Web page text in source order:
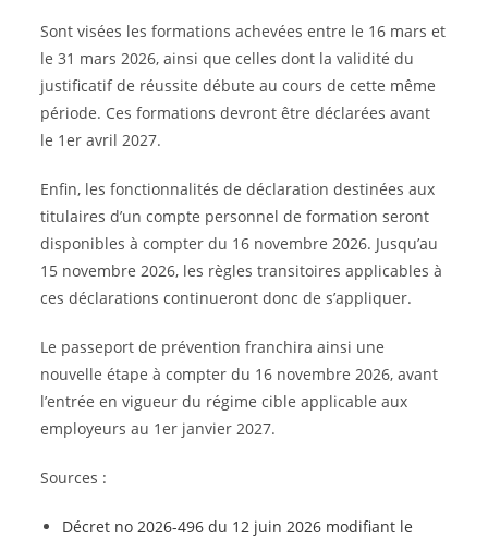
Sont visées les formations achevées entre le 16 mars et
le 31 mars 2026, ainsi que celles dont la validité du
justificatif de réussite débute au cours de cette même
période. Ces formations devront être déclarées avant
le 1er avril 2027.
Enfin, les fonctionnalités de déclaration destinées aux
titulaires d’un compte personnel de formation seront
disponibles à compter du 16 novembre 2026. Jusqu’au
15 novembre 2026, les règles transitoires applicables à
ces déclarations continueront donc de s’appliquer.
Le passeport de prévention franchira ainsi une
nouvelle étape à compter du 16 novembre 2026, avant
l’entrée en vigueur du régime cible applicable aux
employeurs au 1er janvier 2027.
Sources :
Décret no 2026-496 du 12 juin 2026 modifiant le